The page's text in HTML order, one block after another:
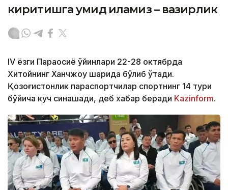
киритишга умид қиламиз – вазирлик
IV ёзги Параосиё ўйинлари 22-28 октябрда
Хитойнинг Ханчжоу шаҳрида бўлиб ўтади.
Қозоғистонлик параспортчилар спортнинг 14 тури
бўйича куч синашади, деб хабар беради Kazinform.